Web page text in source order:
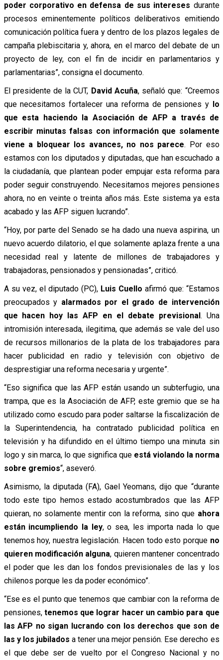
poder corporativo en defensa de sus intereses durante
procesos eminentemente políticos deliberativos emitiendo
comunicación política fuera y dentro de los plazos legales de
campaña plebiscitaria y, ahora, en el marco del debate de un
proyecto de ley, con el fin de incidir en parlamentarios y
parlamentarias”, consigna el documento.
El presidente de la CUT, David Acuña, señaló que: “Creemos
que necesitamos fortalecer una reforma de pensiones y lo
que esta haciendo la Asociación de AFP a través de
escribir minutas falsas con información que solamente
viene a bloquear los avances, no nos parece. Por eso
estamos con los diputados y diputadas, que han escuchado a
la ciudadanía, que plantean poder empujar esta reforma para
poder seguir construyendo. Necesitamos mejores pensiones
ahora, no en veinte o treinta años más. Este sistema ya esta
acabado y las AFP siguen lucrando”.
“Hoy, por parte del Senado se ha dado una nueva aspirina, un
nuevo acuerdo dilatorio, el que solamente aplaza frente a una
necesidad real y latente de millones de trabajadores y
trabajadoras, pensionados y pensionadas”, criticó.
A su vez, el diputado (PC), Luis Cuello afirmó que: “Estamos
preocupados y alarmados por el grado de intervención
que hacen hoy las AFP en el debate previsional. Una
intromisión interesada, ilegitima, que además se vale del uso
de recursos millonarios de la plata de los trabajadores para
hacer publicidad en radio y televisión con objetivo de
desprestigiar una reforma necesaria y urgente”.
“Eso significa que las AFP están usando un subterfugio, una
trampa, que es la Asociación de AFP, este gremio que se ha
utilizado como escudo para poder saltarse la fiscalización de
la Superintendencia, ha contratado publicidad política en
televisión y ha difundido en el último tiempo una minuta sin
logo y sin marca, lo que significa que está violando la norma
sobre gremios“, aseveró.
Asimismo, la diputada (FA), Gael Yeomans, dijo que “durante
todo este tipo hemos estado acostumbrados que las AFP
quieran, no solamente mentir con la reforma, sino que ahora
están incumpliendo la ley, o sea, les importa nada lo que
tenemos hoy, nuestra legislación. Hacen todo esto porque no
quieren modificación alguna, quieren mantener concentrado
el poder que les dan los fondos previsionales de las y los
chilenos porque les da poder económico”.
“Ese es el punto que tenemos que cambiar con la reforma de
pensiones,tenemos que lograr hacer un cambio para que
las AFP no sigan lucrando con los derechos que son de
las y los jubilados a tener una mejor pensión. Ese derecho es
el que debe ser de vuelto por el Congreso Nacional y no